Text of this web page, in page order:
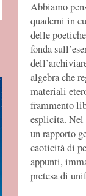
Abbiamo
quaderni in
delle
fonda
algebra che
materiali
frammento
esplicita. Nel
un rapporto
caoticità di
appunti,
pretesa di